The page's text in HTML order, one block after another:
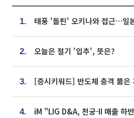
1.
2. 오늘은 절기 '입추', 뜻은?
3.
4.